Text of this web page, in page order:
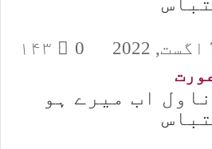
0
اب میرے ہو